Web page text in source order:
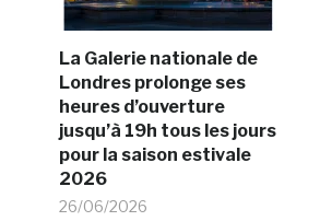
La Galerie nationale de
Londres prolonge ses
heures d’ouverture
jusqu’à 19h tous les jours
pour la saison estivale
2026
26/06/2026